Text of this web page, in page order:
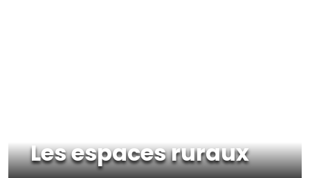
Les espaces ruraux